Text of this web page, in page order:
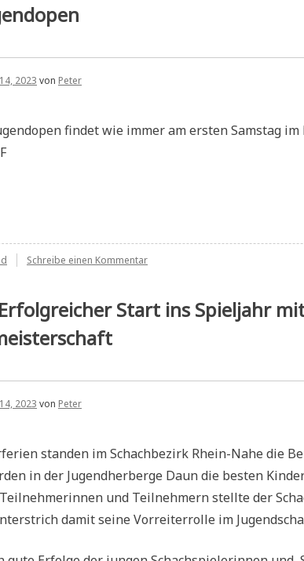
2023 von Peter
findet wie immer am ersten Samstag
Schreibe einen Kommentarzu
Jugendopen
Start ins Spieljahr
2023 von Peter
standen im Schachbezirk Rhein-Nahe die
in der Jugendherberge Daun die besten
und Teilnehmern stellte der
damit seine Vorreiterrolle im